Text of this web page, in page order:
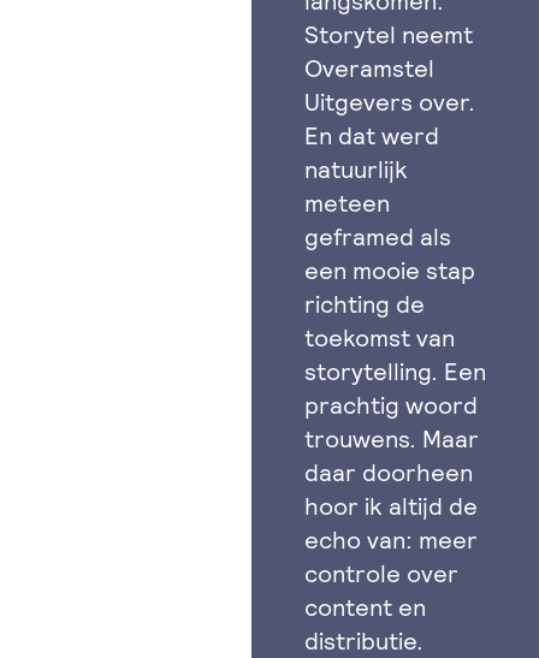
Storytel neemt
Overamstel
Uitgevers over.
En dat werd
natuurlijk
meteen
geframed als
een mooie stap
richting de
toekomst van
storytelling. Een
prachtig woord
trouwens. Maar
daar doorheen
hoor ik altijd de
echo van: meer
controle over
content en
distributie.